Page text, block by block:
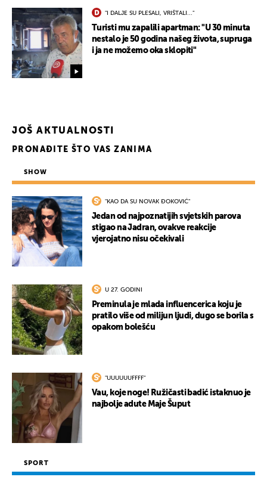
"I DALJE SU PLESALI, VRIŠTALI..."
Turisti mu zapalili apartman: "U 30 minuta
nestalo je 50 godina našeg života, supruga
i ja ne možemo oka sklopiti"
JOŠ AKTUALNOSTI
PRONAĐITE ŠTO VAS ZANIMA
SHOW
"KAO DA SU NOVAK ĐOKOVIĆ"
Jedan od najpoznatijih svjetskih parova
stigao na Jadran, ovakve reakcije
vjerojatno nisu očekivali
U 27. GODINI
Preminula je mlada influencerica koju je
pratilo više od milijun ljudi, dugo se borila s
opakom bolešću
"UUUUUUFFFF"
Vau, koje noge! Ružičasti badić istaknuo je
najbolje adute Maje Šuput
SPORT